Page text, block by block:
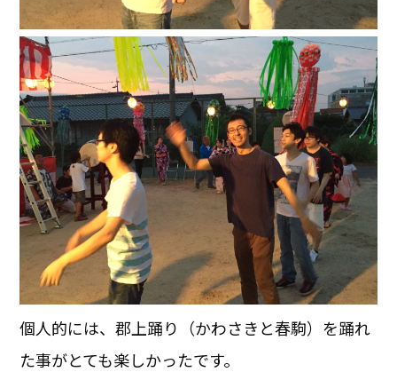
個人的には、郡上踊り（かわさきと春駒）を踊れ
た事がとても楽しかったです。